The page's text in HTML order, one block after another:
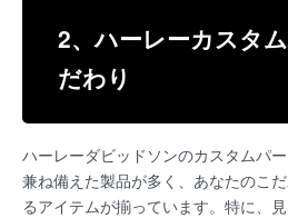
2、ハーレーカスタ
だわり
ハーレーダビッドソンのカスタムパ
兼ね備えた製品が多く、あなたのこ
るアイテムが揃っています。特に、